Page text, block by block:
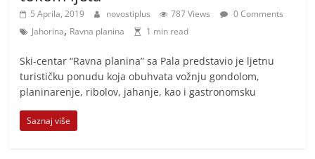
5 Aprila, 2019 novostiplus 787 Views
0 Comments
Jahorina, Ravna planina 1 min read
Ski-centar “Ravna planina” sa Pala predstavio je ljetnu
turističku ponudu koja obuhvata vožnju gondolom,
planinarenje, ribolov, jahanje, kao i gastronomsku
Saznaj više